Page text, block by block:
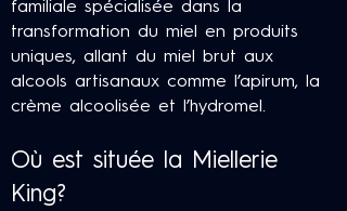
familiale spécialisée dans la
transformation du miel en produits
uniques, allant du miel brut aux
alcools artisanaux comme l’apirum, la
crème alcoolisée et l’hydromel.
Où est située la Miellerie
King?